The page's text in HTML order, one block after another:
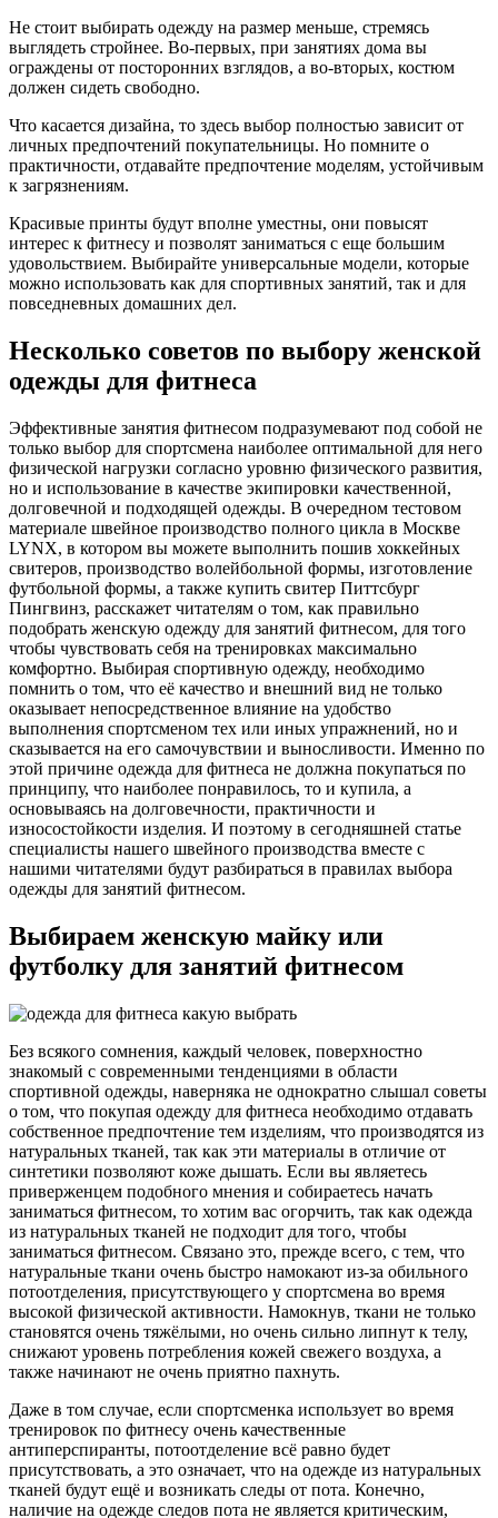
Не стоит выбирать одежду на размер меньше, стремясь
выглядеть стройнее. Во-первых, при занятиях дома вы
ограждены от посторонних взглядов, а во-вторых, костюм
должен сидеть свободно.
Что касается дизайна, то здесь выбор полностью зависит от
личных предпочтений покупательницы. Но помните о
практичности, отдавайте предпочтение моделям, устойчивым
к загрязнениям.
Красивые принты будут вполне уместны, они повысят
интерес к фитнесу и позволят заниматься с еще большим
удовольствием. Выбирайте универсальные модели, которые
можно использовать как для спортивных занятий, так и для
повседневных домашних дел.
Несколько советов по выбору женской
одежды для фитнеса
Эффективные занятия фитнесом подразумевают под собой не
только выбор для спортсмена наиболее оптимальной для него
физической нагрузки согласно уровню физического развития,
но и использование в качестве экипировки качественной,
долговечной и подходящей одежды. В очередном тестовом
материале швейное производство полного цикла в Москве
LYNX, в котором вы можете выполнить пошив хоккейных
свитеров, производство волейбольной формы, изготовление
футбольной формы, а также купить свитер Питтсбург
Пингвинз, расскажет читателям о том, как правильно
подобрать женскую одежду для занятий фитнесом, для того
чтобы чувствовать себя на тренировках максимально
комфортно. Выбирая спортивную одежду, необходимо
помнить о том, что её качество и внешний вид не только
оказывает непосредственное влияние на удобство
выполнения спортсменом тех или иных упражнений, но и
сказывается на его самочувствии и выносливости. Именно по
этой причине одежда для фитнеса не должна покупаться по
принципу, что наиболее понравилось, то и купила, а
основываясь на долговечности, практичности и
износостойкости изделия. И поэтому в сегодняшней статье
специалисты нашего швейного производства вместе с
нашими читателями будут разбираться в правилах выбора
одежды для занятий фитнесом.
Выбираем женскую майку или
футболку для занятий фитнесом
Без всякого сомнения, каждый человек, поверхностно
знакомый с современными тенденциями в области
спортивной одежды, наверняка не однократно слышал советы
о том, что покупая одежду для фитнеса необходимо отдавать
собственное предпочтение тем изделиям, что производятся из
натуральных тканей, так как эти материалы в отличие от
синтетики позволяют коже дышать. Если вы являетесь
приверженцем подобного мнения и собираетесь начать
заниматься фитнесом, то хотим вас огорчить, так как одежда
из натуральных тканей не подходит для того, чтобы
заниматься фитнесом. Связано это, прежде всего, с тем, что
натуральные ткани очень быстро намокают из-за обильного
потоотделения, присутствующего у спортсмена во время
высокой физической активности. Намокнув, ткани не только
становятся очень тяжёлыми, но очень сильно липнут к телу,
снижают уровень потребления кожей свежего воздуха, а
также начинают не очень приятно пахнуть.
Даже в том случае, если спортсменка использует во время
тренировок по фитнесу очень качественные
антиперспиранты, потоотделение всё равно будет
присутствовать, а это означает, что на одежде из натуральных
тканей будут ещё и возникать следы от пота. Конечно,
наличие на одежде следов пота не является критическим,